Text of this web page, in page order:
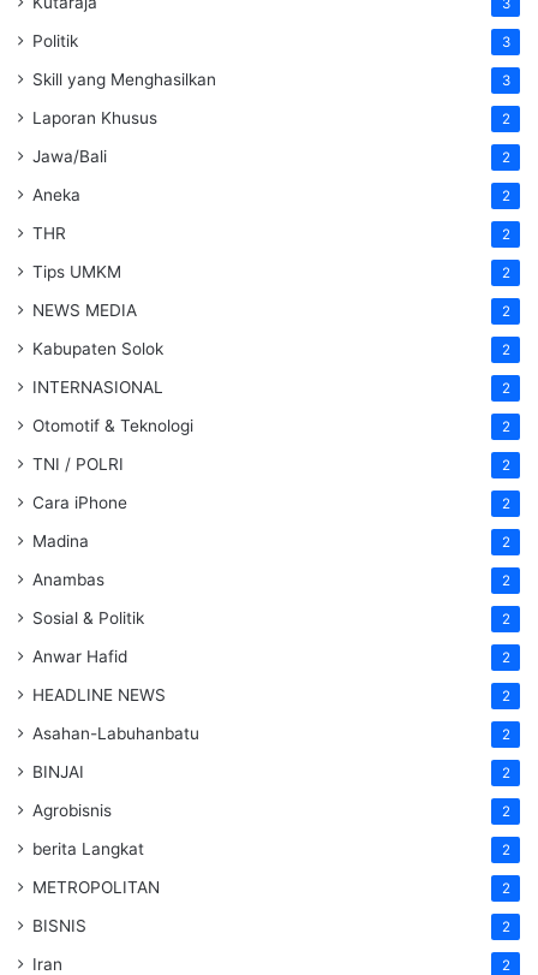
Politik 3
Skill yang Menghasilkan 3
Laporan Khusus 2
Jawa/Bali 2
Aneka 2
THR 2
Tips UMKM 2
NEWS MEDIA 2
Kabupaten Solok 2
INTERNASIONAL 2
Otomotif & Teknologi 2
TNI / POLRI 2
Cara iPhone 2
Madina 2
Anambas 2
Sosial & Politik 2
Anwar Hafid 2
HEADLINE NEWS 2
Asahan-Labuhanbatu 2
BINJAI 2
Agrobisnis 2
berita Langkat 2
METROPOLITAN 2
BISNIS 2
Iran 2